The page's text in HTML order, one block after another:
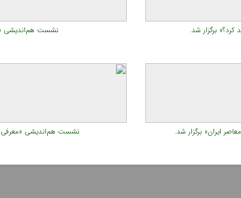
برگزار شد. نشست هم‌اندیشی
ایران» برگزار شد. نشست هم‌اندیشی «معرفی